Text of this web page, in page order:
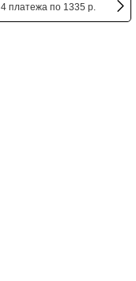
4 платежа по 1335 р.